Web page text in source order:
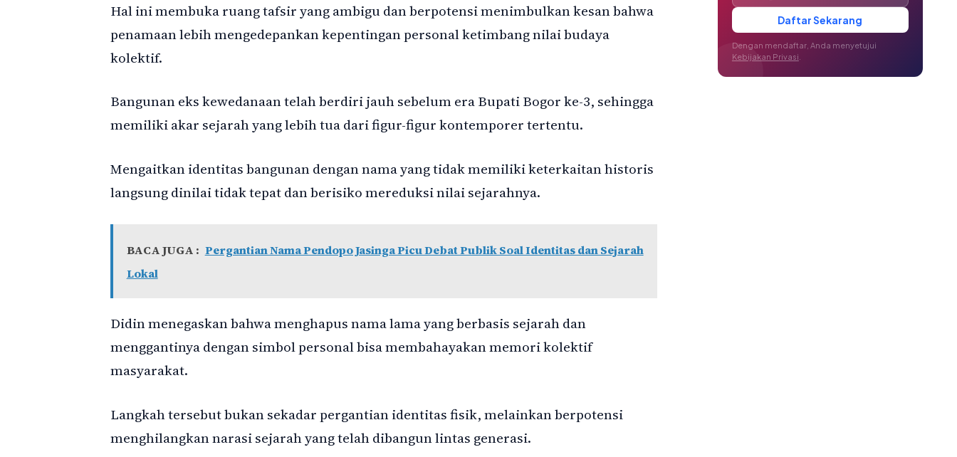
Hal ini membuka ruang tafsir yang ambigu dan berpotensi menimbulkan kesan bahwa
penamaan lebih mengedepankan kepentingan personal ketimbang nilai budaya
kolektif.
Bangunan eks kewedanaan telah berdiri jauh sebelum era Bupati Bogor ke-3, sehingga
memiliki akar sejarah yang lebih tua dari figur-figur kontemporer tertentu.
Mengaitkan identitas bangunan dengan nama yang tidak memiliki keterkaitan historis
langsung dinilai tidak tepat dan berisiko mereduksi nilai sejarahnya.
BACA JUGA : Pergantian Nama Pendopo Jasinga Picu Debat Publik Soal Identitas dan Sejarah
Lokal
Didin menegaskan bahwa menghapus nama lama yang berbasis sejarah dan
menggantinya dengan simbol personal bisa membahayakan memori kolektif
masyarakat.
Langkah tersebut bukan sekadar pergantian identitas fisik, melainkan berpotensi
menghilangkan narasi sejarah yang telah dibangun lintas generasi.
Daftar Sekarang
Dengan mendaftar, Anda menyetujui
Kebijakan Privasi